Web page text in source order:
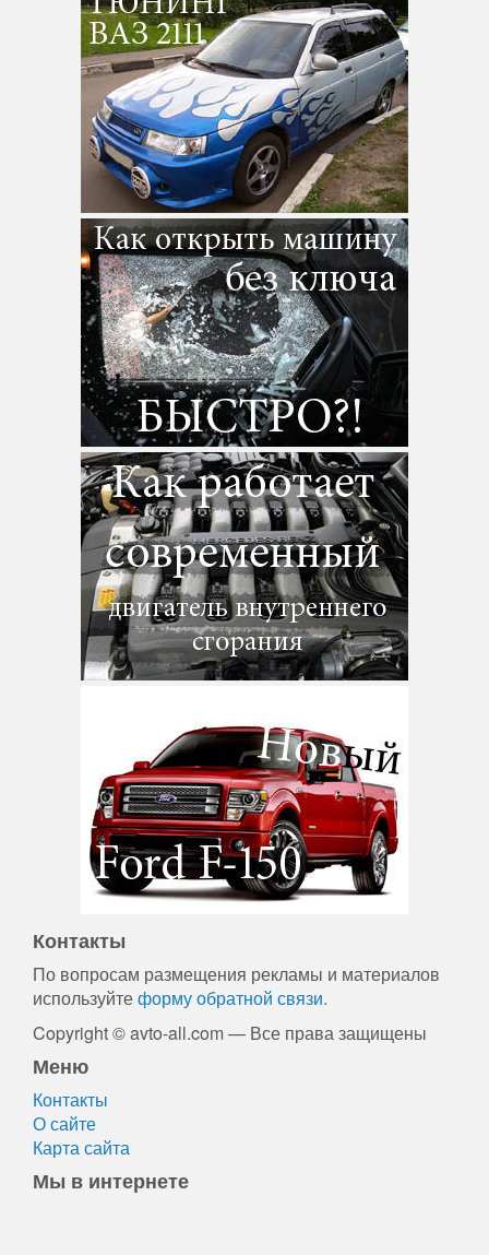
Контакты
По вопросам размещения рекламы и материалов
используйтеформу обратной связи.
Copyright © avto-all.com — Все права защищены
Меню
Контакты
О сайте
Карта сайта
Мы в интернете